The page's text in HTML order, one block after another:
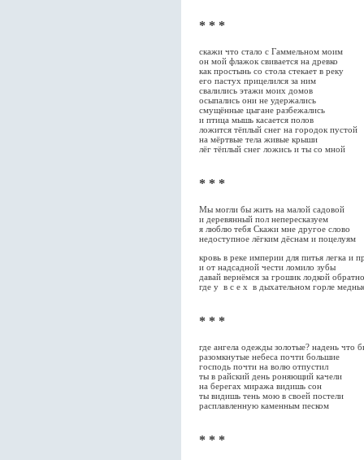
* * *
скажи что стало с Гаммельном моим
он мой флажок свивается на древко
как простынь со стола стекает в реку
его пастух прицелился за ним
свалились этажи моих домов
осыпались они не удержались
смущённые цыгане разбежались
и птица мышь касается полов
ложится тёплый снег на городок пустой
на мёртвые тела живые крыши
лёг тёплый снег ложись и ты со мной
* * *
Мы могли бы жить на малой садовой
и деревянный пол непересказуем
я люблю тебя Скажи мне другое слово
недоступное лёгким дёснам и поцелуям
кровь в реке империи для питья легка и
и от надсадной чести ломило зубы
давай вернёмся за грошик лодкой обратно
где у в с е х в дыхательном горле
* * *
где ангела одежды золотые? надень что
разомкнутые небеса почти большие
господь почти на волю отпустил
ты в райский день роняющий качели
на берегах миража видишь сон
ты видишь тень мою в своей постели
расплавленную каменным песком
* * *